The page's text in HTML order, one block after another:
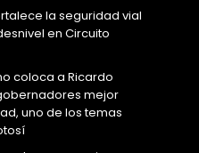
la seguridad vial
en Circuito
coloca a Ricardo
mejor
uno de los temas